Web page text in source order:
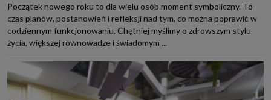
Początek nowego roku to dla wielu osób moment symboliczny. To
czas planów, postanowień i refleksji nad tym, co można poprawić w
codziennym funkcjonowaniu. Chętniej myślimy o zdrowszym stylu
życia, większej równowadze i świadomym ...